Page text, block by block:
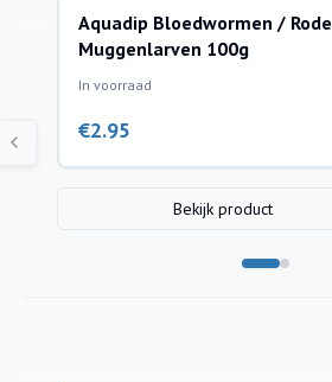
Aquadip Bloedwormen / Rode
Muggenlarven 100g
In voorraad
€2.95
Bekijk product